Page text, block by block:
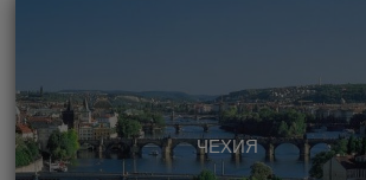
ЧЕХИЯ